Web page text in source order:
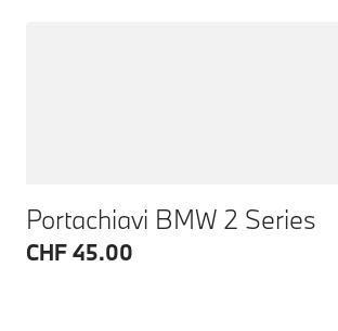
Portachiavi BMW 2 Series
CHF 45.00